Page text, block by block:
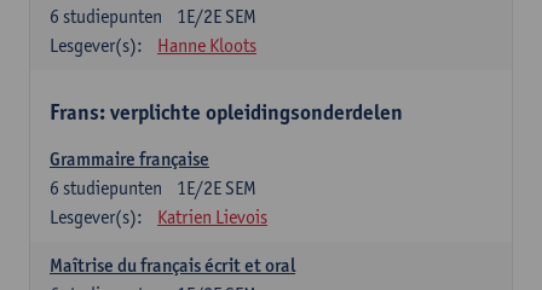
1E/2E SEM
6 studiepunten
Lesgever(s):
Hanne Kloots
Frans: verplichte opleidingsonderdelen
Grammaire française
1E/2E SEM
6 studiepunten
Lesgever(s):
Katrien Lievois
Maîtrise du français écrit et oral